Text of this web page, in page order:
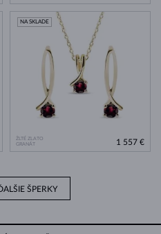
ŽLTÉ ZLATO
GRANÁT
NA SKLADE
1 557 €
ŠPERKY